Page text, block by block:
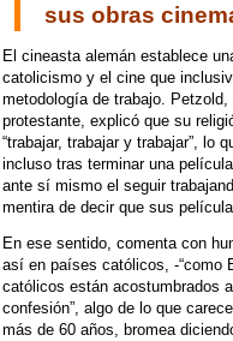
sus obras
El cineasta alemán establece
catolicismo y el cine que
metodología de trabajo.
protestante, explicó que su
“trabajar, trabajar y trabajar”, lo
incluso tras terminar una
ante sí mismo el seguir
mentira de decir que sus
En ese sentido, comenta con
así en países católicos, -“como
católicos están acostumbrados
confesión”, algo de lo que
más de 60 años, bromea